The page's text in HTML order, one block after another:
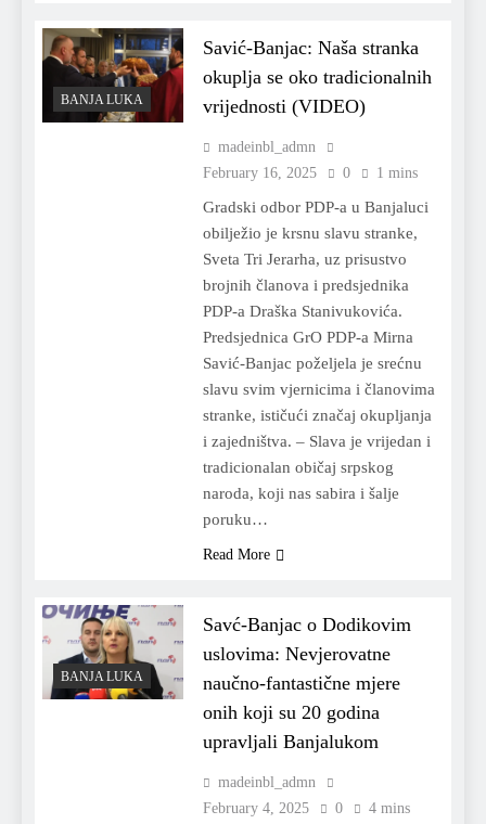
BANJA LUKA
Savić-Banjac: Naša stranka
okuplja se oko tradicionalnih
vrijednosti (VIDEO)
madeinbl_admn
February 16, 2025
0 1 mins
Gradski odbor PDP-a u Banjaluci
obilježio je krsnu slavu stranke,
Sveta Tri Jerarha, uz prisustvo
brojnih članova i predsjednika
PDP-a Draška Stanivukovića.
Predsjednica GrO PDP-a Mirna
Savić-Banjac poželjela je srećnu
slavu svim vjernicima i članovima
stranke, ističući značaj okupljanja
i zajedništva. – Slava je vrijedan i
tradicionalan običaj srpskog
naroda, koji nas sabira i šalje
poruku…
Read More
BANJA LUKA
Savć-Banjac o Dodikovim
uslovima: Nevjerovatne
naučno-fantastične mjere
onih koji su 20 godina
upravljali Banjalukom
madeinbl_admn
February 4, 2025
0 4 mins